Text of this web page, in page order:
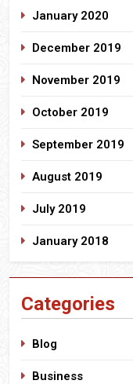
January 2020
December 2019
November 2019
October 2019
September 2019
August 2019
July 2019
January 2018
Categories
Blog
Business